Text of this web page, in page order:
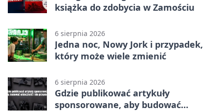
książka do zdobycia w Zamościu
6 sierpnia 2026
Jedna noc, Nowy Jork i przypadek,
który może wiele zmienić
6 sierpnia 2026
Gdzie publikować artykuły
sponsorowane, aby budować